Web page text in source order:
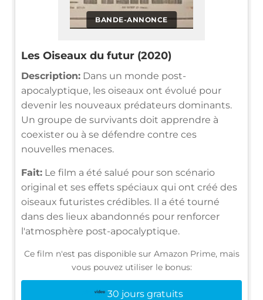
BANDE-ANNONCE
Les Oiseaux du futur (2020)
Description: Dans un monde post-
apocalyptique, les oiseaux ont évolué pour
devenir les nouveaux prédateurs dominants.
Un groupe de survivants doit apprendre à
coexister ou à se défendre contre ces
nouvelles menaces.
Fait: Le film a été salué pour son scénario
original et ses effets spéciaux qui ont créé des
oiseaux futuristes crédibles. Il a été tourné
dans des lieux abandonnés pour renforcer
l'atmosphère post-apocalyptique.
Ce film n'est pas disponible sur Amazon Prime, mais
vous pouvez utiliser le bonus:
30 jours gratuits